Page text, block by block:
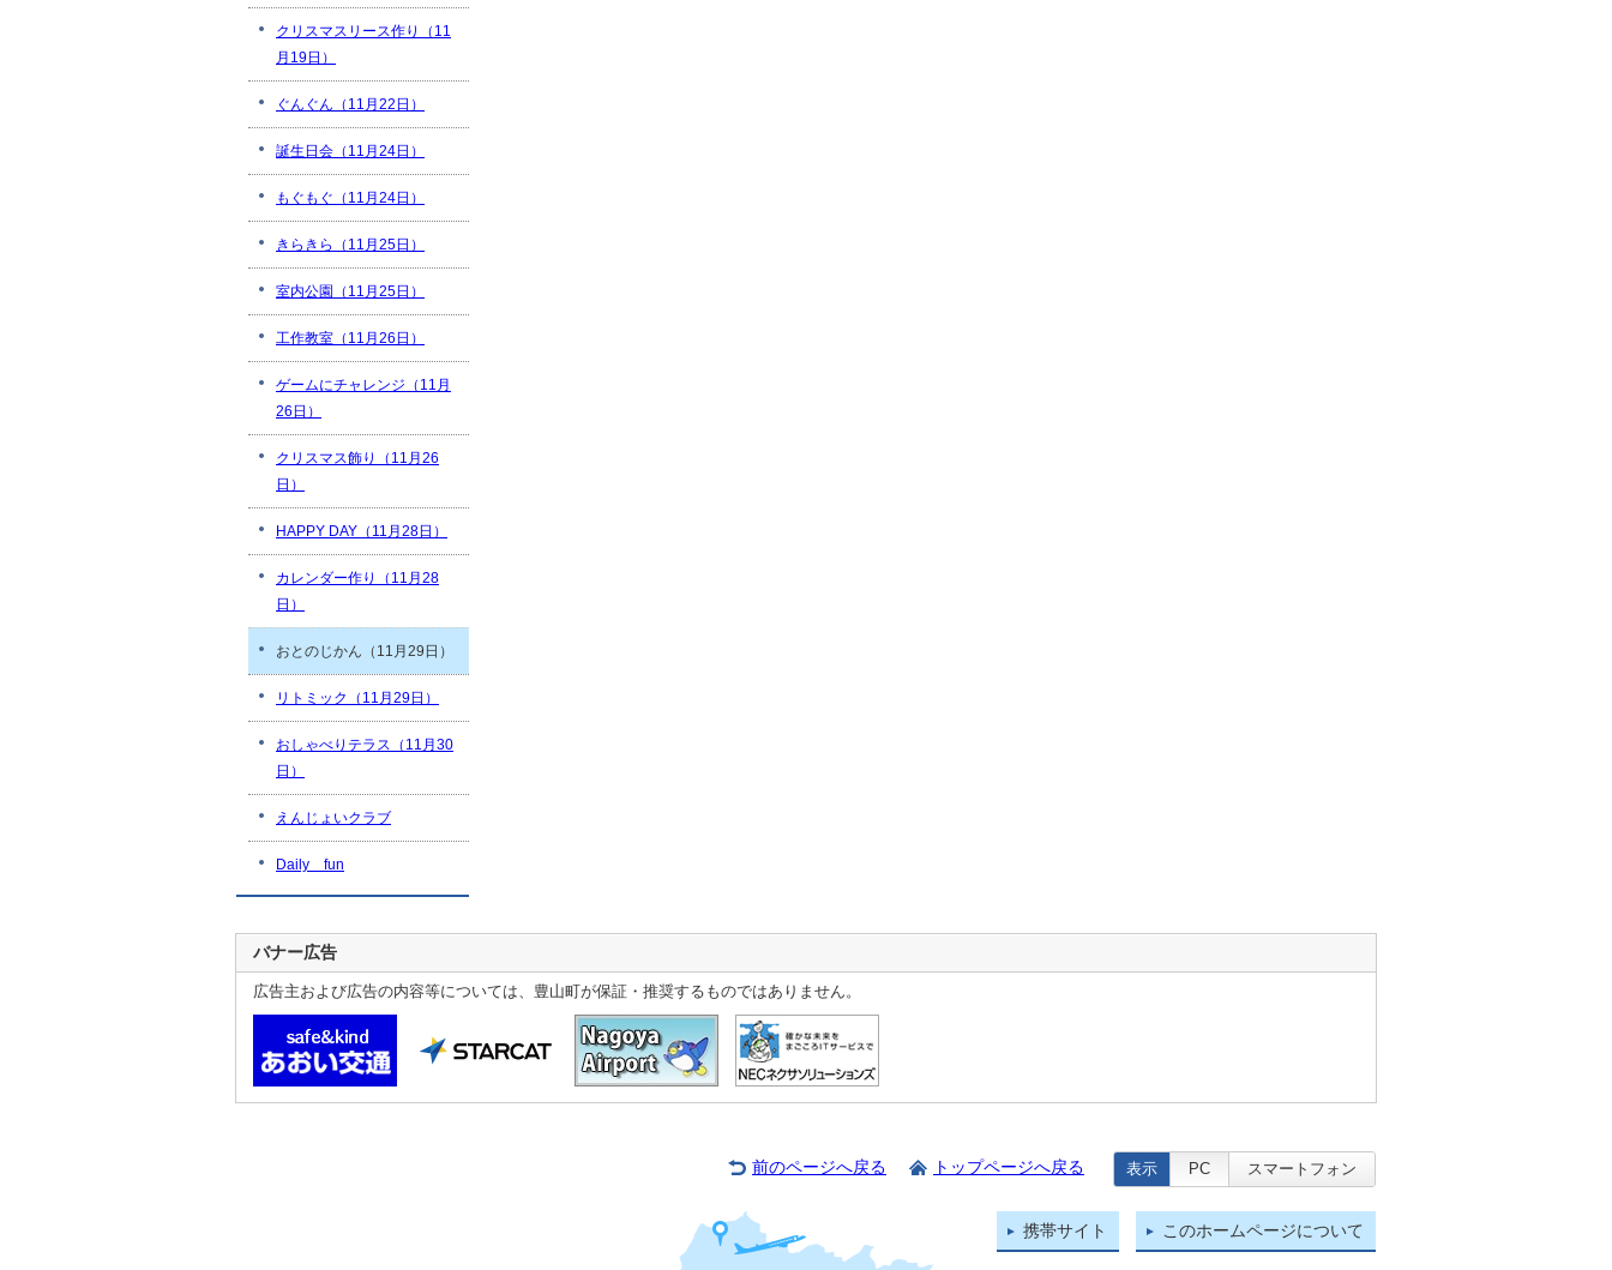
クリスマスリース作り（11
月19日）
ぐんぐん（11月22日）
誕生日会（11月24日）
もぐもぐ（11月24日）
きらきら（11月25日）
室内公園（11月25日）
工作教室（11月26日）
ゲームにチャレンジ（11月
26日）
クリスマス飾り（11月26
日）
HAPPY DAY（11月28日）
カレンダー作り（11月28
日）
おとのじかん（11月29日）
リトミック（11月29日）
おしゃべりテラス（11月30
日）
えんじょいクラブ
Daily fun
バナー広告
広告主および広告の内容等については、豊山町が保証・推奨するものではありません。
前のページへ戻る トップページへ戻る 表示 PC スマートフォン
携帯サイト このホームページについて